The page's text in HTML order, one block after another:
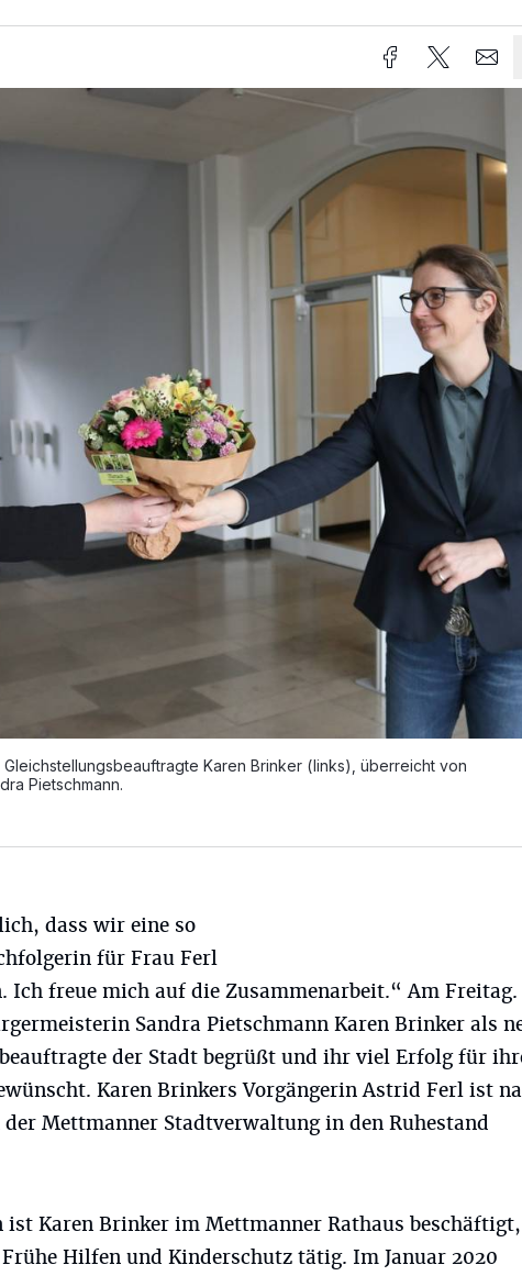
Karen Brinker (links), überreicht von
Pietschmann.
dass wir eine so
für Frau Ferl
Ich freue mich auf die Zusammenarbeit.“ Am Freitag.
Sandra Pietschmann Karen Brinker als
der Stadt begrüßt und ihr viel Erfolg für
Karen Brinkers Vorgängerin Astrid Ferl ist
der Mettmanner Stadtverwaltung in den Ruhestand
ist Karen Brinker im Mettmanner Rathaus beschäftigt,
Hilfen und Kinderschutz tätig. Im Januar 2020